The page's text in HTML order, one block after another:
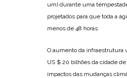
um) durante uma
projetados para que toda a
menos de 48 horas.
O aumento da infraestrutura
US $ 20 bilhões da cidade
impactos das mudanças